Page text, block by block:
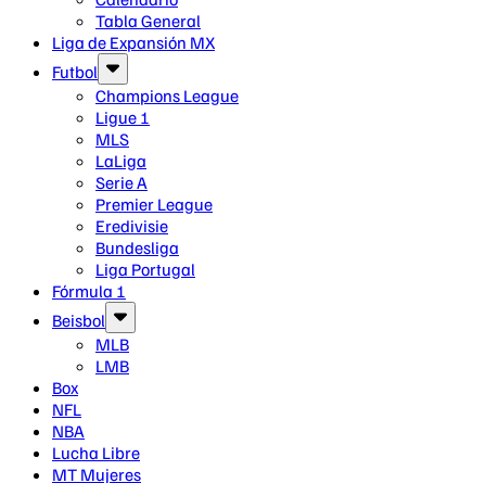
Tabla General
Liga de Expansión MX
Futbol
Champions League
Ligue 1
MLS
LaLiga
Serie A
Premier League
Eredivisie
Bundesliga
Liga Portugal
Fórmula 1
Beisbol
MLB
LMB
Box
NFL
NBA
Lucha Libre
MT Mujeres